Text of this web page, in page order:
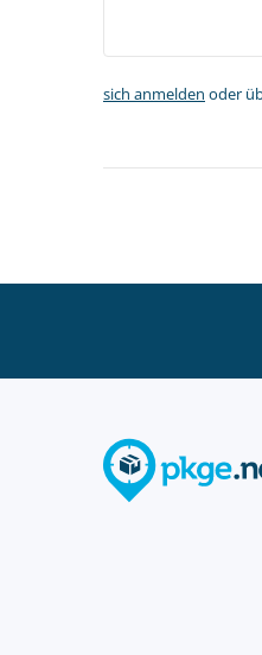
sich anmelden oder